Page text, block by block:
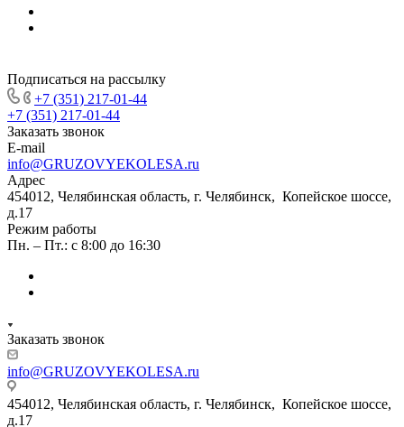
Подписаться на рассылку
+7 (351) 217-01-44
+7 (351) 217-01-44
Заказать звонок
E-mail
info@GRUZOVYEKOLESA.ru
Адрес
454012, Челябинская область, г. Челябинск, Копейское шоссе,
д.17
Режим работы
Пн. – Пт.: с 8:00 до 16:30
Заказать звонок
info@GRUZOVYEKOLESA.ru
454012, Челябинская область, г. Челябинск, Копейское шоссе,
д.17